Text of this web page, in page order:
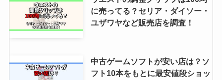
に売ってる？セリア・ダイソー・
ユザワヤなど販売店を調査！
中古ゲームソフトが安い店は？ソ
フト10本をもとに最安値段ショッ